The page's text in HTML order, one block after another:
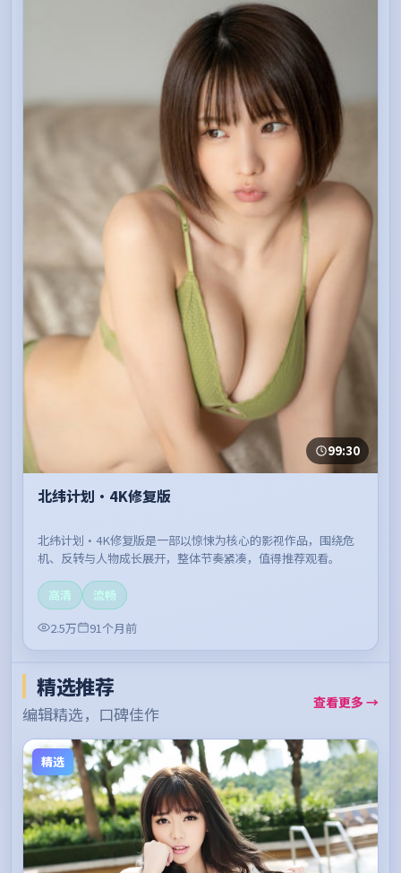
99:30
北纬计划·4K修复版
北纬计划·4K修复版是一部以惊悚为核心的影视作品，围绕危
机、反转与人物成长展开，整体节奏紧凑，值得推荐观看。
高清
流畅
2.5万
91个月前
精选推荐
编辑精选，口碑佳作
查看更多 →
精选